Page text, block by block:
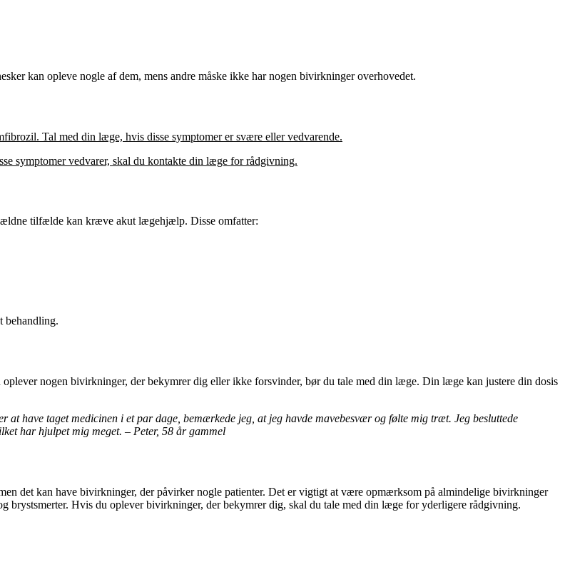
kan opleve nogle af dem, mens andre måske ikke har nogen bivirkninger overhovedet.
Tal med din læge, hvis disse symptomer er svære eller vedvarende.
symptomer vedvarer, skal du kontakte din læge for rådgivning.
tilfælde kan kræve akut lægehjælp. Disse omfatter:
behandling.
nogen bivirkninger, der bekymrer dig eller ikke forsvinder, bør du tale med din læge. Din læge kan justere din dosis
at have taget medicinen i et par dage, bemærkede jeg, at jeg havde mavebesvær og følte mig træt. Jeg besluttede
har hjulpet mig meget. – Peter, 58 år gammel
det kan have bivirkninger, der påvirker nogle patienter. Det er vigtigt at være opmærksom på almindelige bivirkninger
brystsmerter. Hvis du oplever bivirkninger, der bekymrer dig, skal du tale med din læge for yderligere rådgivning.